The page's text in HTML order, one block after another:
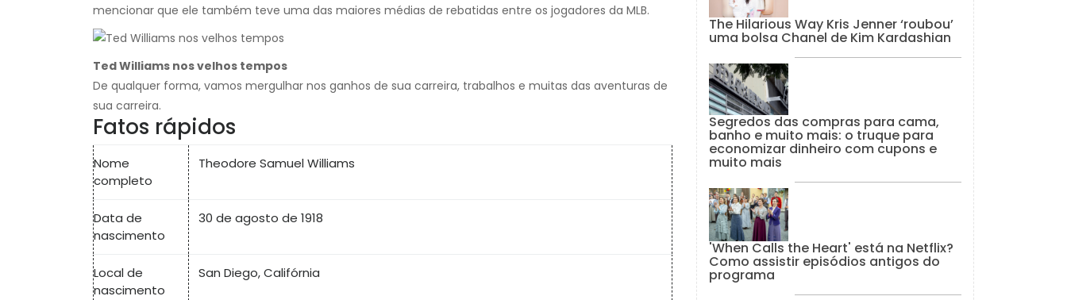
mencionar que ele também teve uma das maiores médias de rebatidas entre os jogadores da MLB.
Ted Williams nos velhos tempos
De qualquer forma, vamos mergulhar nos ganhos de sua carreira, trabalhos e muitas das aventuras de
sua carreira.
Fatos rápidos
Nome
completo
Theodore Samuel Williams
Data de
nascimento
30 de agosto de 1918
Local de
nascimento
San Diego, Califórnia
The Hilarious Way Kris Jenner ‘roubou’
uma bolsa Chanel de Kim Kardashian
Segredos das compras para cama,
banho e muito mais: o truque para
economizar dinheiro com cupons e
muito mais
'When Calls the Heart' está na Netflix?
Como assistir episódios antigos do
programa